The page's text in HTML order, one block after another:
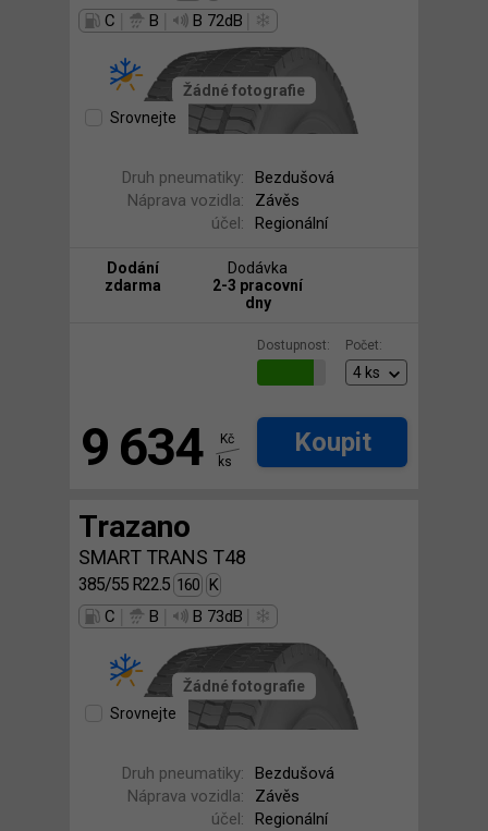
C
B B 72dB
Žádné fotografie
Srovnejte
Druh pneumatiky:
Bezdušová
Náprava vozidla:
Závěs
účel:
Regionální
Dodání
zdarma
Dodávka
2-3 pracovní
dny
Dostupnost: Počet:
9 634
Kč
ks
Koupit
Trazano
SMART TRANS T48
385/55 R22.5 160 K
C
B B 73dB
Žádné fotografie
Srovnejte
Druh pneumatiky:
Bezdušová
Náprava vozidla:
Závěs
účel:
Regionální